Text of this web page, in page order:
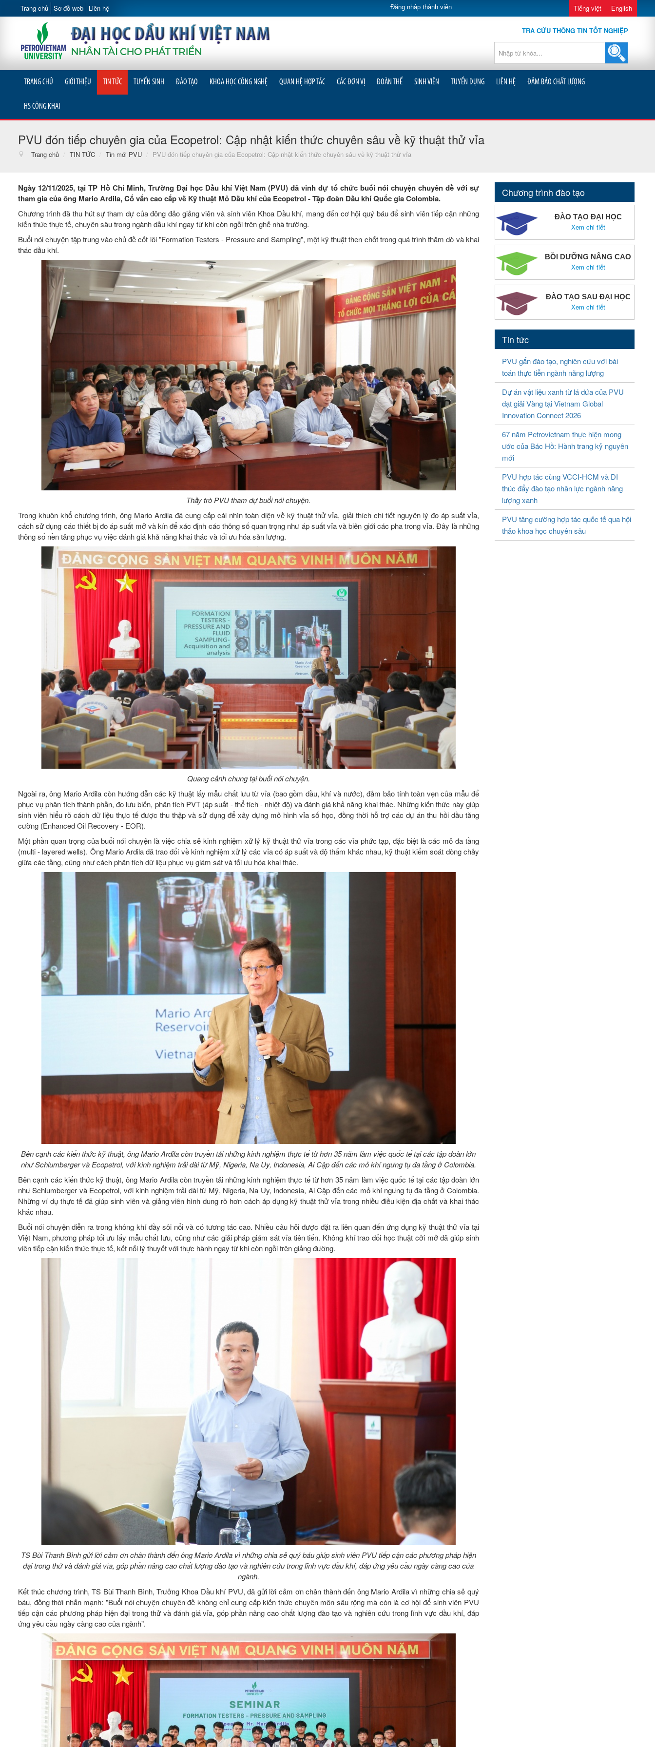
Trang chủ Sơ đồ web Liên hệ Đăng nhập thành viên Tiếng việt English
TRA CỨU THÔNG TIN TỐT NGHIỆP
TRANG CHỦ GIỚI THIỆU TIN TỨC TUYỂN SINH ĐÀO TẠO KHOA HỌC CÔNG NGHỆ QUAN HỆ HỢP TÁC CÁC ĐƠN VỊ ĐOÀN THỂ SINH VIÊN TUYỂN DỤNG LIÊN HỆ ĐẢM BẢO CHẤT LƯỢNG
HS CÔNG KHAI
PVU đón tiếp chuyên gia của Ecopetrol: Cập nhật kiến thức chuyên sâu về kỹ thuật thử vỉa
Trang chủ / TIN TỨC / Tin mới PVU / PVU đón tiếp chuyên gia của Ecopetrol: Cập nhật kiến thức chuyên sâu về kỹ thuật thử vỉa
Ngày 12/11/2025, tại TP Hồ Chí Minh, Trường Đại học Dầu khí Việt Nam (PVU) đã vinh dự tổ chức buổi nói chuyện chuyên đề với sự
tham gia của ông Mario Ardila, Cố vấn cao cấp về Kỹ thuật Mỏ Dầu khí của Ecopetrol - Tập đoàn Dầu khí Quốc gia Colombia.
Chương trình đã thu hút sự tham dự của đông đảo giảng viên và sinh viên Khoa Dầu khí, mang đến cơ hội quý báu để sinh viên tiếp cận những
kiến thức thực tế, chuyên sâu trong ngành dầu khí ngay từ khi còn ngồi trên ghế nhà trường.
Buổi nói chuyện tập trung vào chủ đề cốt lõi "Formation Testers - Pressure and Sampling", một kỹ thuật then chốt trong quá trình thăm dò và khai
thác dầu khí.
Thầy trò PVU tham dự buổi nói chuyện.
Trong khuôn khổ chương trình, ông Mario Ardila đã cung cấp cái nhìn toàn diện về kỹ thuật thử vỉa, giải thích chi tiết nguyên lý đo áp suất vỉa,
cách sử dụng các thiết bị đo áp suất mở và kín để xác định các thông số quan trọng như áp suất vỉa và biên giới các pha trong vỉa. Đây là những
thông số nền tảng phục vụ việc đánh giá khả năng khai thác và tối ưu hóa sản lượng.
Quang cảnh chung tại buổi nói chuyện.
Ngoài ra, ông Mario Ardila còn hướng dẫn các kỹ thuật lấy mẫu chất lưu từ vỉa (bao gồm dầu, khí và nước), đảm bảo tính toàn vẹn của mẫu để
phục vụ phân tích thành phần, đo lưu biến, phân tích PVT (áp suất - thể tích - nhiệt độ) và đánh giá khả năng khai thác. Những kiến thức này giúp
sinh viên hiểu rõ cách dữ liệu thực tế được thu thập và sử dụng để xây dựng mô hình vỉa số học, đồng thời hỗ trợ các dự án thu hồi dầu tăng
cường (Enhanced Oil Recovery - EOR).
Một phần quan trọng của buổi nói chuyện là việc chia sẻ kinh nghiệm xử lý kỹ thuật thử vỉa trong các vỉa phức tạp, đặc biệt là các mỏ đa tầng
(multi - layered wells). Ông Mario Ardila đã trao đổi về kinh nghiệm xử lý các vỉa có áp suất và độ thấm khác nhau, kỹ thuật kiểm soát dòng chảy
giữa các tầng, cũng như cách phân tích dữ liệu phục vụ giám sát và tối ưu hóa khai thác.
Bên cạnh các kiến thức kỹ thuật, ông Mario Ardila còn truyền tải những kinh nghiệm thực tế từ hơn 35 năm làm việc quốc tế tại các tập đoàn lớn
như Schlumberger và Ecopetrol, với kinh nghiệm trải dài từ Mỹ, Nigeria, Na Uy, Indonesia, Ai Cập đến các mỏ khí ngưng tụ đa tầng ở Colombia.
Bên cạnh các kiến thức kỹ thuật, ông Mario Ardila còn truyền tải những kinh nghiệm thực tế từ hơn 35 năm làm việc quốc tế tại các tập đoàn lớn
như Schlumberger và Ecopetrol, với kinh nghiệm trải dài từ Mỹ, Nigeria, Na Uy, Indonesia, Ai Cập đến các mỏ khí ngưng tụ đa tầng ở Colombia.
Những ví dụ thực tế đã giúp sinh viên và giảng viên hình dung rõ hơn cách áp dụng kỹ thuật thử vỉa trong nhiều điều kiện địa chất và khai thác
khác nhau.
Buổi nói chuyện diễn ra trong không khí đầy sôi nổi và có tương tác cao. Nhiều câu hỏi được đặt ra liên quan đến ứng dụng kỹ thuật thử vỉa tại
Việt Nam, phương pháp tối ưu lấy mẫu chất lưu, cũng như các giải pháp giám sát vỉa tiên tiến. Không khí trao đổi học thuật cởi mở đã giúp sinh
viên tiếp cận kiến thức thực tế, kết nối lý thuyết với thực hành ngay từ khi còn ngồi trên giảng đường.
TS Bùi Thanh Bình gửi lời cảm ơn chân thành đến ông Mario Ardila vì những chia sẻ quý báu giúp sinh viên PVU tiếp cận các phương pháp hiện
đại trong thử và đánh giá vỉa, góp phần nâng cao chất lượng đào tạo và nghiên cứu trong lĩnh vực dầu khí, đáp ứng yêu cầu ngày càng cao của
ngành.
Kết thúc chương trình, TS Bùi Thanh Bình, Trưởng Khoa Dầu khí PVU, đã gửi lời cảm ơn chân thành đến ông Mario Ardila vì những chia sẻ quý
báu, đồng thời nhấn mạnh: "Buổi nói chuyện chuyên đề không chỉ cung cấp kiến thức chuyên môn sâu rộng mà còn là cơ hội để sinh viên PVU
tiếp cận các phương pháp hiện đại trong thử và đánh giá vỉa, góp phần nâng cao chất lượng đào tạo và nghiên cứu trong lĩnh vực dầu khí, đáp
ứng yêu cầu ngày càng cao của ngành".
Chương trình đào tạo
ĐÀO TẠO ĐẠI HỌC
Xem chi tiết
BỒI DƯỠNG NÂNG CAO
Xem chi tiết
ĐÀO TẠO SAU ĐẠI HỌC
Xem chi tiết
Tin tức
PVU gắn đào tạo, nghiên cứu với bài
toán thực tiễn ngành năng lượng
Dự án vật liệu xanh từ lá dứa của PVU
đạt giải Vàng tại Vietnam Global
Innovation Connect 2026
67 năm Petrovietnam thực hiện mong
ước của Bác Hồ: Hành trang kỷ nguyên
mới
PVU hợp tác cùng VCCI-HCM và DI
thúc đẩy đào tạo nhân lực ngành năng
lượng xanh
PVU tăng cường hợp tác quốc tế qua hội
thảo khoa học chuyên sâu